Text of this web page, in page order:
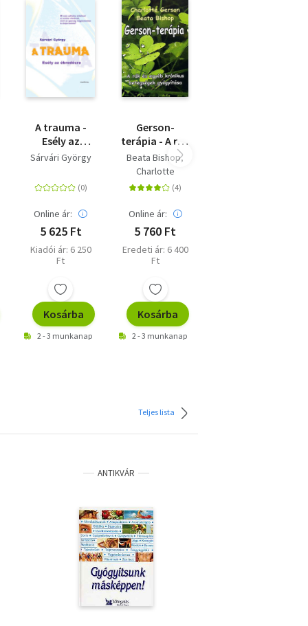
A trauma -
Esély az
ébredésre
Sárvári György
Online ár:
5 625 Ft
Kiadói ár: 6 250
Ft
Kosárba
2 - 3 munkanap
Gerson-
terápia - A rák
és egyéb
krónikus
betegségek
gyógyítása
Beata Bishop
Charlotte
Gerson
Online ár:
5 760 Ft
Eredeti ár: 6 400
Ft
Kosárba
2 - 3 munkanap
Teljes lista
ANTIKVÁR